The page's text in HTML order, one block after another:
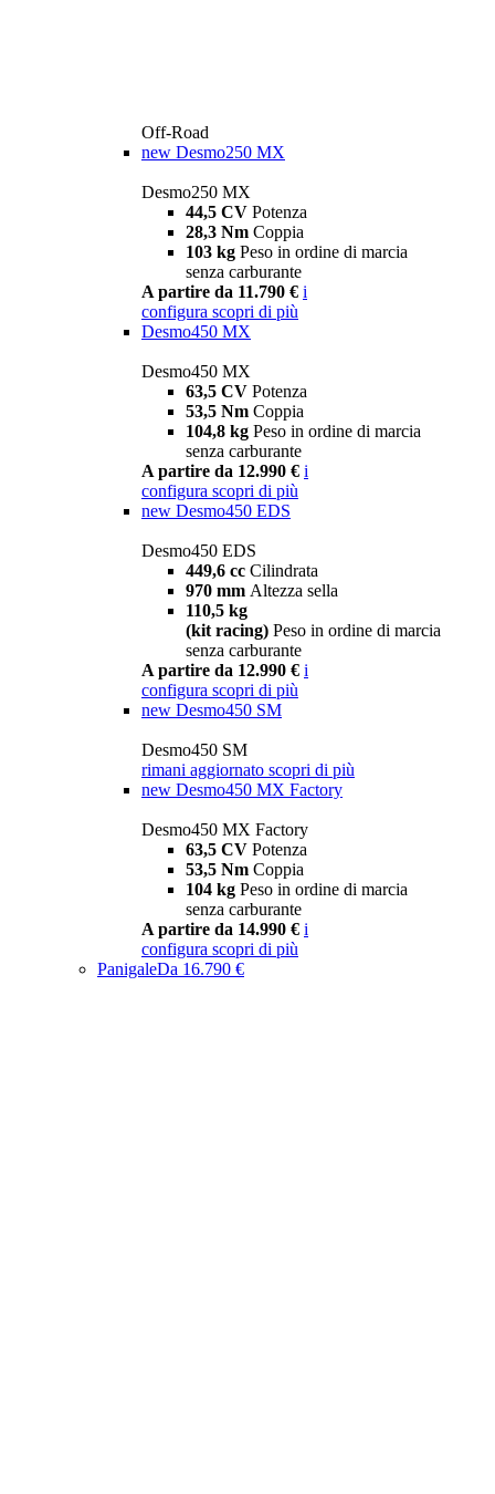
Off-Road
new Desmo250 MX
Desmo250 MX
44,5 CV Potenza
28,3 Nm Coppia
103 kg Peso in ordine di marcia
senza carburante
A partire da 11.790 € i
configura scopri di più
Desmo450 MX
Desmo450 MX
63,5 CV Potenza
53,5 Nm Coppia
104,8 kg Peso in ordine di marcia
senza carburante
A partire da 12.990 € i
configura scopri di più
new Desmo450 EDS
Desmo450 EDS
449,6 cc Cilindrata
970 mm Altezza sella
110,5 kg
(kit racing) Peso in ordine di marcia
senza carburante
A partire da 12.990 € i
configura scopri di più
new Desmo450 SM
Desmo450 SM
rimani aggiornato scopri di più
new Desmo450 MX Factory
Desmo450 MX Factory
63,5 CV Potenza
53,5 Nm Coppia
104 kg Peso in ordine di marcia
senza carburante
A partire da 14.990 € i
configura scopri di più
PanigaleDa 16.790 €